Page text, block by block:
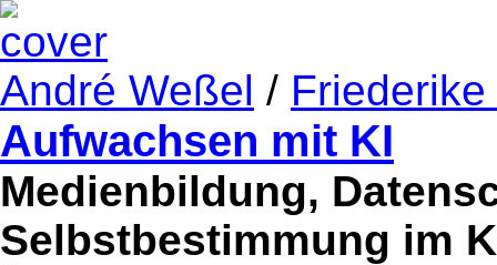
André Weßel /
Aufwachsen mit KI
Medienbildung,
Selbstbestimmung im